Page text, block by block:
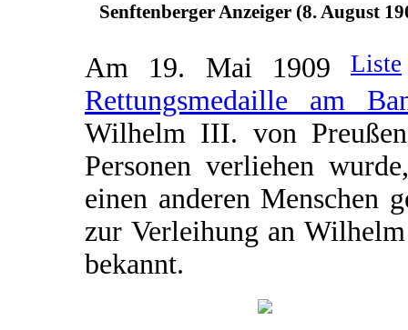
Senftenberger Anzeiger (8. August
Am 19. Mai 1909 Liste
Rettungsmedaille am
Wilhelm III. von
Personen verliehen
einen anderen Menschen
zur Verleihung an
bekannt.